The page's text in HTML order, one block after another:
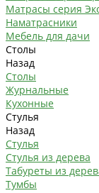
Матрасы серия
Наматрасники
Мебель для дачи
Столы
Назад
Столы
Журнальные
Кухонные
Стулья
Назад
Стулья
Стулья из дерева
Табуреты из
Тумбы